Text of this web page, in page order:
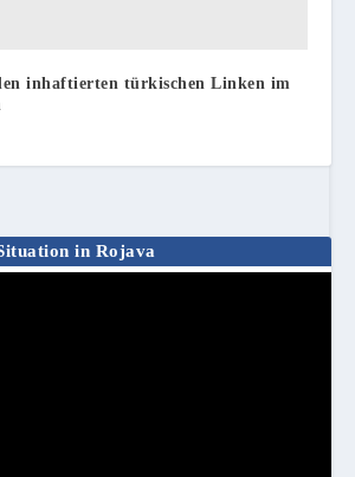
inhaftierten türkischen Linken im
in Rojava